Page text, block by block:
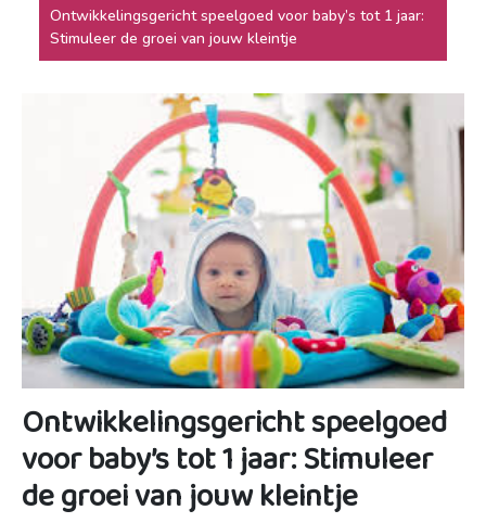
Ontwikkelingsgericht speelgoed voor baby’s tot 1 jaar:
Stimuleer de groei van jouw kleintje
Ontwikkelingsgericht speelgoed
voor baby’s tot 1 jaar: Stimuleer
de groei van jouw kleintje